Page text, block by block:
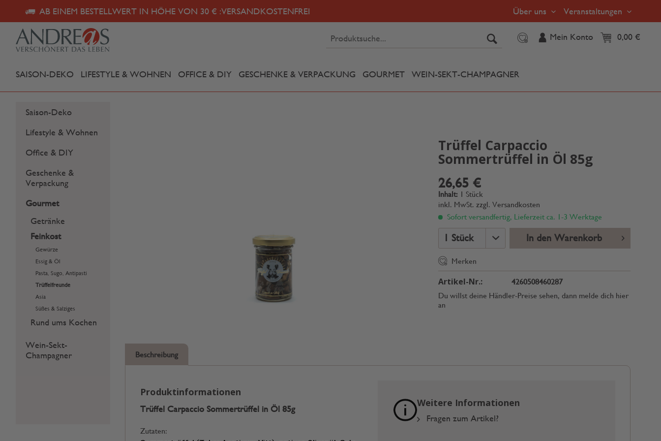
AB EINEM BESTELLWERT IN HÖHE VON 30 € :VERSANDKOSTENFREI Über uns Veranstaltungen
Mein Konto 0,00 €
SAISON-DEKO LIFESTYLE & WOHNEN OFFICE & DIY GESCHENKE & VERPACKUNG GOURMET WEIN-SEKT-CHAMPAGNER
Saison-Deko
Lifestyle & Wohnen
Office & DIY
Geschenke &
Verpackung
Gourmet
Getränke
Feinkost
Gewürze
Essig & Öl
Pasta, Sugo, Antipasti
Trüffelfreunde
Asia
Süßes & Salziges
Rund ums Kochen
Wein-Sekt-
Champagner
Trüffel Carpaccio
Sommertrüffel in Öl 85g
26,65 €
Inhalt: 1 Stück
inkl. MwSt.zzgl. Versandkosten
Sofort versandfertig, Lieferzeit ca. 1-3 Werktage
In den Warenkorb
Merken
Artikel-Nr.:
4260508460287
Du willst deine Händler-Preise sehen, dann melde dich hier
an
Beschreibung
Produktinformationen
Trüffel Carpaccio Sommertrüffel in Öl 85g
Zutaten:
Weitere Informationen
Fragen zum Artikel?